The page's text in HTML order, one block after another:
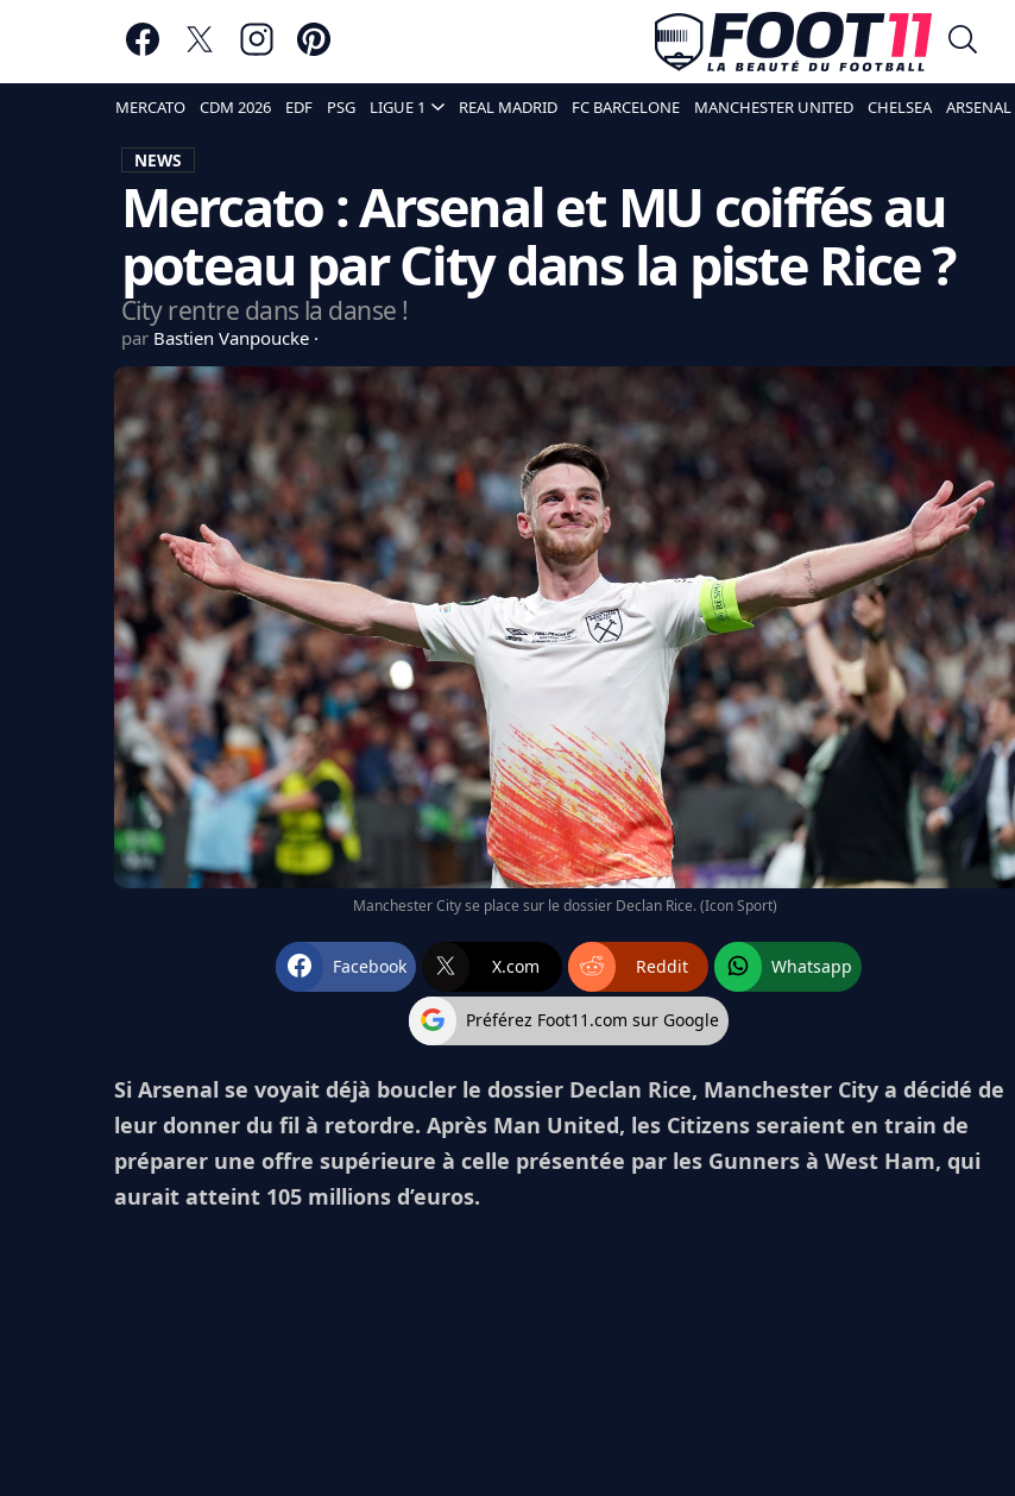
MERCATO CDM 2026 EDF PSG LIGUE 1 REAL MADRID FC BARCELONE MANCHESTER UNITED CHELSEA ARSENAL
NEWS
Mercato : Arsenal et MU coiffés au
poteau par City dans la piste Rice ?
City rentre dans la danse !
par Bastien Vanpoucke
Manchester City se place sur le dossier Declan Rice. (Icon Sport)
Facebook X.com Reddit Whatsapp
Préférez Foot11.com sur Google
Si Arsenal se voyait déjà boucler le dossier Declan Rice, Manchester City a décidé de
leur donner du fil à retordre. Après Man United, les Citizens seraient en train de
préparer une offre supérieure à celle présentée par les Gunners à West Ham, qui
aurait atteint 105 millions d’euros.